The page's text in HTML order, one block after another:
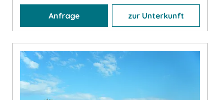
Anfrage zur Unterkunft